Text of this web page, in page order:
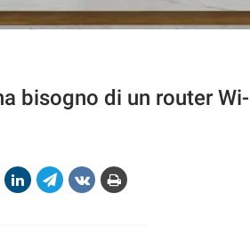
bisogno di un router